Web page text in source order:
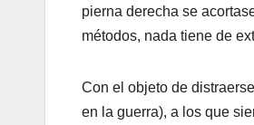
pierna derecha se
métodos, nada tiene de
Con el objeto de
en la guerra), a los que